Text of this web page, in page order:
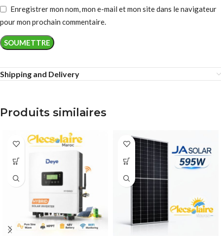
Enregistrer mon nom, mon e-mail et mon site dans le navigateur
pour mon prochain commentaire.
Shipping and Delivery
Produits similaires